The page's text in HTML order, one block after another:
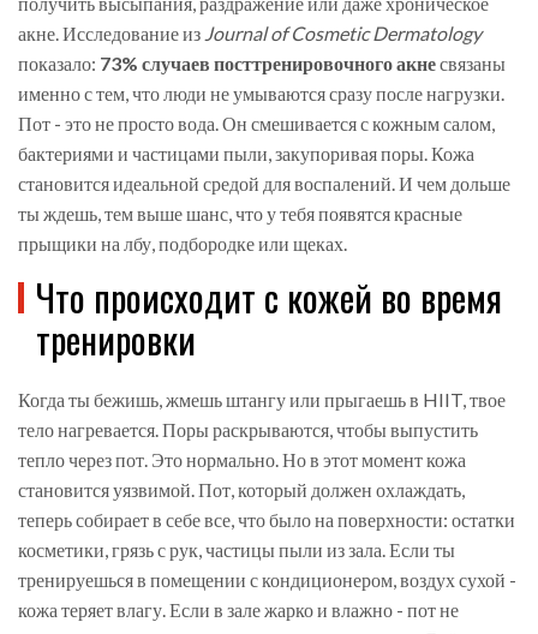
акне. Исследование из Journal of Cosmetic Dermatology
показало: 73% случаев посттренировочного акнесвязаны
именно с тем, что люди не умываются сразу после нагрузки.
Пот - это не просто вода. Он смешивается с кожным салом,
бактериями и частицами пыли, закупоривая поры. Кожа
становится идеальной средой для воспалений. И чем дольше
ты ждешь, тем выше шанс, что у тебя появятся красные
прыщики на лбу, подбородке или щеках.
Что происходит с кожей во время
тренировки
Когда ты бежишь, жмешь штангу или прыгаешь в HIIT, твое
тело нагревается. Поры раскрываются, чтобы выпустить
тепло через пот. Это нормально. Но в этот момент кожа
становится уязвимой. Пот, который должен охлаждать,
теперь собирает в себе все, что было на поверхности: остатки
косметики, грязь с рук, частицы пыли из зала. Если ты
тренируешься в помещении с кондиционером, воздух сухой -
кожа теряет влагу. Если в зале жарко и влажно - пот не